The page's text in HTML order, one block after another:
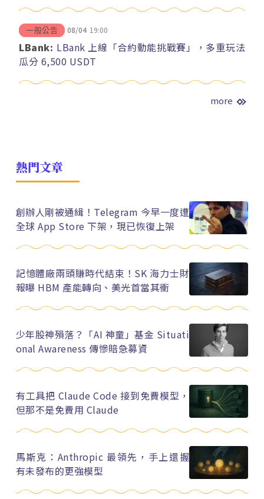
一般公告 08/04 19:00
LBank: LBank 上線「合約動能挑戰賽」，多重玩法
瓜分 6,500 USDT
more
熱門文章
創辦人剛被通緝！Telegram 今早一度遭
全球 App Store 下架，現已恢復上架
記憶體廠兩頭賺時代結束！SK 海力士財
報曝 HBM 產能轉向、美光首當其衝
少年股神殞落？「AI 神童」基金 Situati
onal Awareness 傳慘賠急募資
有工具把 Claude Code 接到免費模型，
但那不是免費用 Claude
馬斯克：Anthropic 最領先，手上還握
有未發布的更強模型